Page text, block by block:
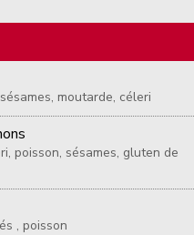
moutarde, céleri
poisson, sésames, gluten de
, poisson